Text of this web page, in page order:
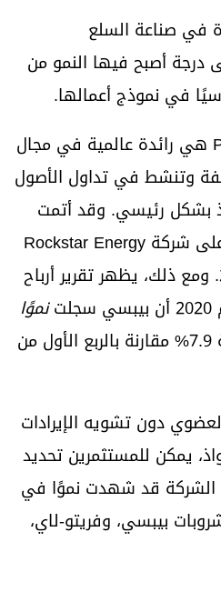
في صناعة السلع
درجة أصبح فيها النمو من
في نموذج أعمالها.
شركة PepsiCo Inc. (PEP) هي رائدة عالمية في مجال
وتنشط في تداول الأصول
بشكل رئيسي. وقد أتمت
بيبسي مؤخرًا استحواذها على شركة Rockstar Energy
Beverages في عام 2019. ومع ذلك، يظهر تقرير أرباح
نموًا
بنسبة 7.9% مقارنة بالربع الأول من
دون تشويه الإيرادات
يمكن للمستثمرين تحديد
الشركة قد شهدت نموًا في
بيبسي، وفريتو-لاي،